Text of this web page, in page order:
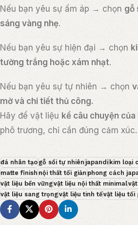
Nếu bạn yêu sự ấm áp → chọn gỗ
sáng vàng nhẹ.
Nếu bạn yêu sự hiện đại → chọn
tường trắng hoặc xám nhạt.
Nếu bạn yêu sự tự nhiên → chọn
mờ và chi tiết thủ công.
Hãy để vật liệu kể câu chuyện của
phô trương, chỉ cần đúng cảm xúc.
đá nhân tạogỗ sồi tự nhiên japandikim loại
matte finish nội thất tối giản phong cách
vật liệu bền vữngvật liệu nội thất minimal
vật liệu sang trọngvật liệu tinh tếvật liệu tối